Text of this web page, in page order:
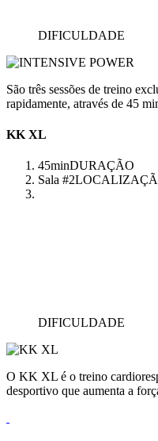
DIFICULDADE
São três sessões de treino
rapidamente, através de 45
KK XL
45minDURAÇÃO
Sala #2
DIFICULDADE
O KK XL é o treino
desportivo que aumenta a